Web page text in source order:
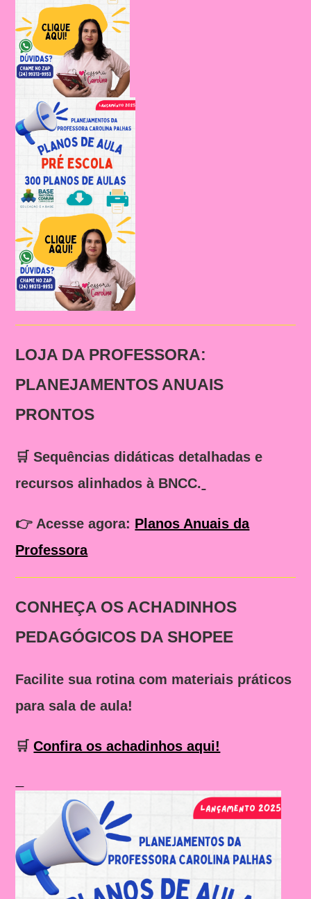
LOJA DA PROFESSORA:
PLANEJAMENTOS ANUAIS
PRONTOS
🛒 Sequências didáticas detalhadas e
recursos alinhados à BNCC.
👉 Acesse agora: Planos Anuais da
Professora
CONHEÇA OS ACHADINHOS
PEDAGÓGICOS DA SHOPEE
Facilite sua rotina com materiais práticos
para sala de aula!
🛒Confira os achadinhos aqui!